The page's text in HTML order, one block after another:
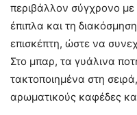
περιβάλλον σύγχρονο με
έπιπλα και τη
επισκέπτη, ώστε να
Στο μπαρ, τα γυάλινα
τακτοποιημένα στη
αρωματικούς καφέδες